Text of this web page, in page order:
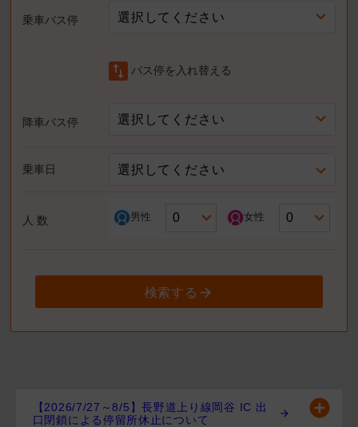
乗車バス停 選択してください
swap_vert バス停を入れ替える
降車バス停 選択してください
乗車日 選択してください
人 数 男性 女性
検索する
【2026/7/27～8/5】長野道上り線岡谷 IC 出
口閉鎖による停留所休止について